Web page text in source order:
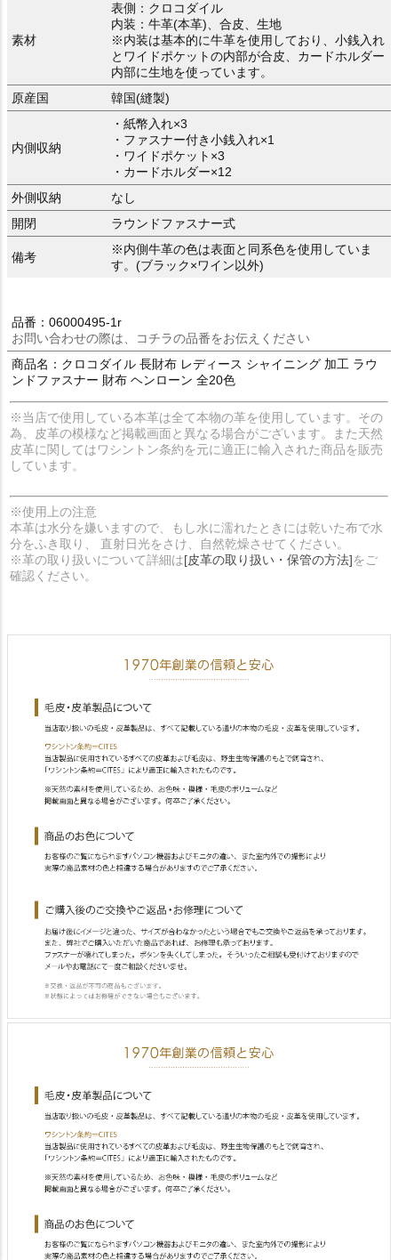
素材
表側：クロコダイル
内装：牛革(本革)、合皮、生地
※内装は基本的に牛革を使用しており、小銭入れ
とワイドポケットの内部が合皮、カードホルダー
内部に生地を使っています。
原産国
韓国(縫製)
内側収納
・紙幣入れ×3
・ファスナー付き小銭入れ×1
・ワイドポケット×3
・カードホルダー×12
外側収納
なし
開閉
ラウンドファスナー式
備考
※内側牛革の色は表面と同系色を使用していま
す。(ブラック×ワイン以外)
品番：06000495-1r
お問い合わせの際は、コチラの品番をお伝えください
商品名：クロコダイル 長財布 レディース シャイニング 加工 ラウ
ンドファスナー 財布 ヘンローン 全20色
※当店で使用している本革は全て本物の革を使用しています。その
為、皮革の模様など掲載画面と異なる場合がございます。また天然
皮革に関してはワシントン条約を元に適正に輸入された商品を販売
しています。
※使用上の注意
本革は水分を嫌いますので、もし水に濡れたときには乾いた布で水
分をふき取り、 直射日光をさけ、自然乾燥させてください。
※革の取り扱いについて詳細は[皮革の取り扱い・保管の方法]をご
確認ください。